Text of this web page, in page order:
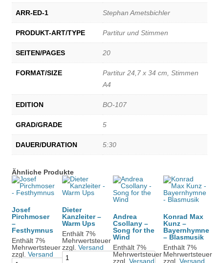
ARR-ED-1 Stephan Ametsbichler
PRODUKT-ART/TYPE Partitur und Stimmen
SEITEN/PAGES 20
FORMAT/SIZE
Partitur 24,7 x 34 cm, Stimmen
A4
EDITION BO-107
GRAD/GRADE 5
DAUER/DURATION 5:30
Ähnliche Produkte
Josef
Pirchmoser
–
Festhymnus
Enthält 7%
Mehrwertsteuer
zzgl. Versand
Dieter
Kanzleiter –
Warm Ups
Enthält 7%
Mehrwertsteuer
zzgl.Versand
Andrea
Csollany –
Song for the
Wind
Enthält 7%
Mehrwertsteuer
zzgl. Versand
Konrad Max
Kunz –
Bayernhymne
– Blasmusik
Enthält 7%
Mehrwertsteuer
zzgl.Versand